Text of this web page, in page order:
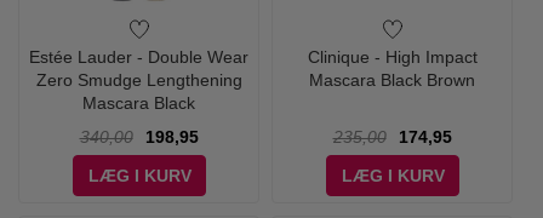
Estée Lauder - Double Wear
Zero Smudge Lengthening
Mascara Black
340,00
198,95
LÆG I KURV
Clinique - High Impact
Mascara Black Brown
235,00
174,95
LÆG I KURV